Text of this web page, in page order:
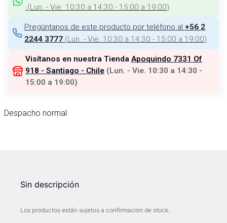
(Lun. - Vie. 10:30 a 14:30 - 15:00 a 19:00)
Pregúntanos de este producto por teléfono al +56 2
2244 3777 (Lun. - Vie. 10:30 a 14:30 - 15:00 a 19:00)
Visítanos en nuestra Tienda Apoquindo 7331 Of
918 - Santiago - Chile (Lun. - Vie. 10:30 a 14:30 -
15:00 a 19:00)
Despacho normal
Sin descripción
Los productos están sujetos a confirmación de stock.